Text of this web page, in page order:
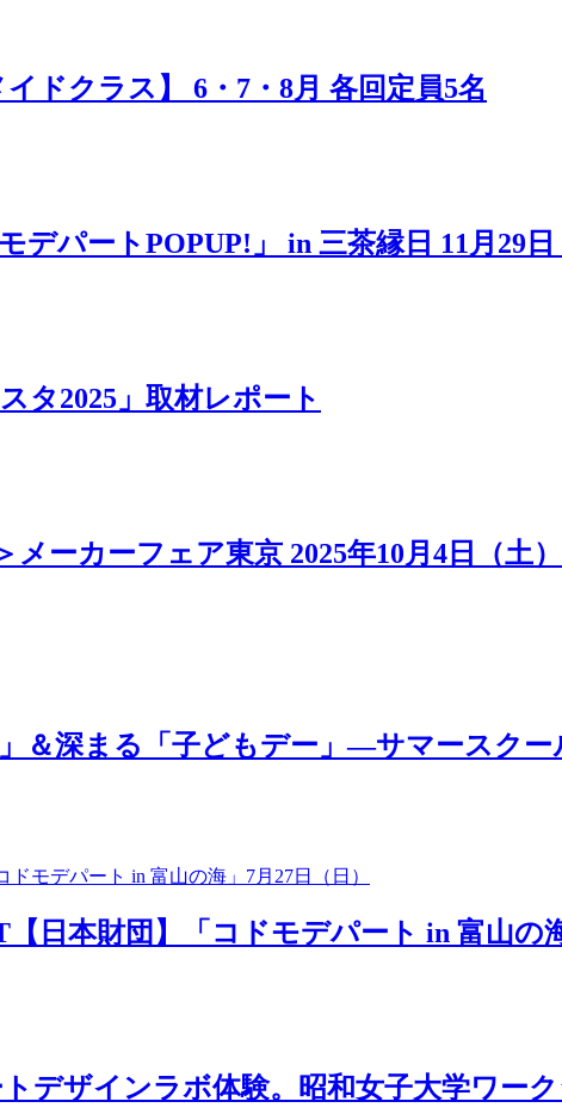
ドクラス】 6・7・8月 各回定員5名
パートPOPUP!」 in 三茶縁日 11月29日
タ2025」取材レポート
メーカーフェア東京 2025年10月4日（土
＆深まる「子どもデー」―サマースク
日本財団】「コドモデパート in 富山の
デザインラボ体験。昭和女子大学ワーク